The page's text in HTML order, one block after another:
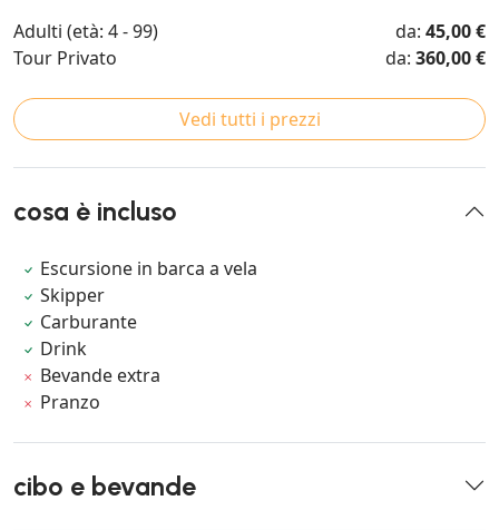
Adulti (età: 4 - 99) da: 45,00 €
Tour Privato
da: 360,00 €
Vedi tutti i prezzi
cosa è incluso
Escursione in barca a vela
Skipper
Carburante
Drink
Bevande extra
Pranzo
cibo e bevande